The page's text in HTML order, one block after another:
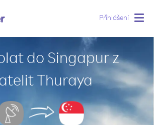
Přihlášení
do Singapur z
Thuraya